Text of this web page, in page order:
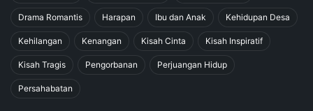
Drama Romantis Harapan Ibu dan Anak Kehidupan Desa
Kehilangan Kenangan Kisah Cinta Kisah Inspiratif
Kisah Tragis Pengorbanan Perjuangan Hidup
Persahabatan